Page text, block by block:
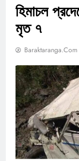
হিমাচল
মৃত ৭
Baraktaranga.com